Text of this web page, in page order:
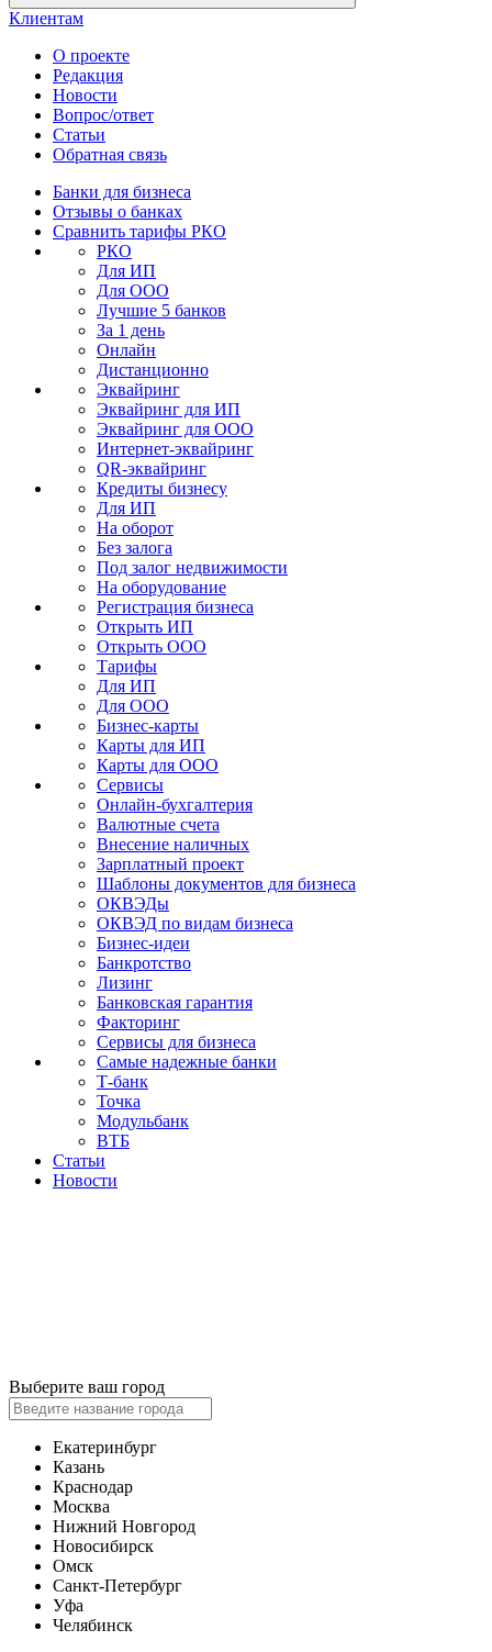
Клиентам
О проекте
Редакция
Новости
Вопрос/ответ
Статьи
Обратная связь
Банки для бизнеса
Отзывы о банках
Сравнить тарифы РКО
РКО
Для ИП
Для ООО
Лучшие 5 банков
За 1 день
Онлайн
Дистанционно
Эквайринг
Эквайринг для ИП
Эквайринг для ООО
Интернет-эквайринг
QR-эквайринг
Кредиты бизнесу
Для ИП
На оборот
Без залога
Под залог недвижимости
На оборудование
Регистрация бизнеса
Открыть ИП
Открыть ООО
Тарифы
Для ИП
Для ООО
Бизнес-карты
Карты для ИП
Карты для ООО
Сервисы
Онлайн-бухгалтерия
Валютные счета
Внесение наличных
Зарплатный проект
Шаблоны документов для бизнеса
ОКВЭДы
ОКВЭД по видам бизнеса
Бизнес-идеи
Банкротство
Лизинг
Банковская гарантия
Факторинг
Сервисы для бизнеса
Самые надежные банки
Т-банк
Точка
Модульбанк
ВТБ
Статьи
Новости
Выберите ваш город
Екатеринбург
Казань
Краснодар
Москва
Нижний Новгород
Новосибирск
Омск
Санкт-Петербург
Уфа
Челябинск